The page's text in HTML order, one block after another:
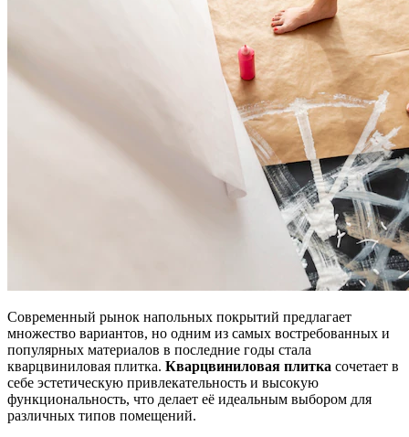
Современный рынок напольных покрытий предлагает
множество вариантов, но одним из самых востребованных и
популярных материалов в последние годы стала
кварцвиниловая плитка. Кварцвиниловая плитка сочетает в
себе эстетическую привлекательность и высокую
функциональность, что делает её идеальным выбором для
различных типов помещений.